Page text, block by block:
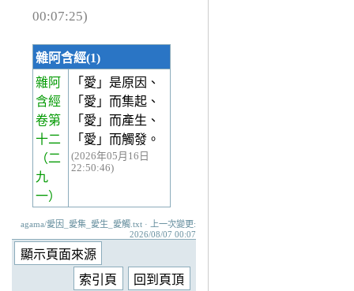
00:07:25)
雜阿含經(1)
雜阿
含經
卷第
十二
（二
九
一）
「愛」是原因、
「愛」而集起、
「愛」而產生、
「愛」而觸發。
(2026年05月16日
22:50:46)
agama/愛因_愛集_愛生_愛觸.txt · 上一次變更:
2026/08/07 00:07